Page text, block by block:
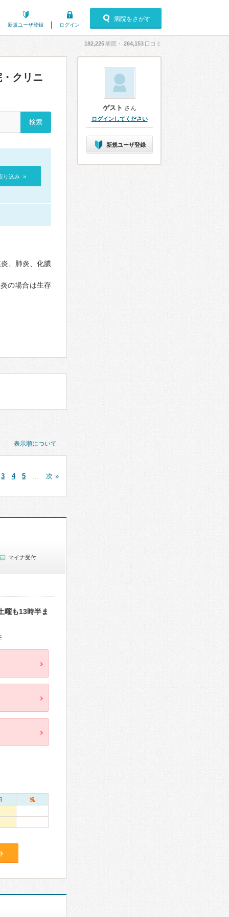
新規ユーザ登録 ログイン
病院をさがす
182,225病院・ 264,153 口コミ
クリニ
り込み »
、肺炎、化膿
の場合は生存
表示順について
3 4 5 次 »
マイナ受付
曜も13時半ま
祝
ゲスト さん
ログインしてください
新規ユーザ登録